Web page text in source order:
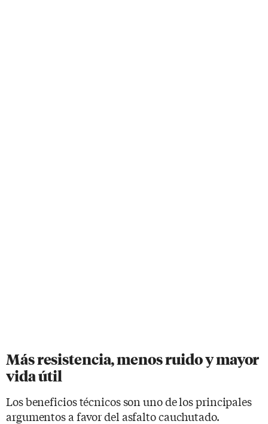
Más resistencia, menos ruido y mayor
vida útil
Los beneficios técnicos son uno de los principales
argumentos a favor del asfalto cauchutado.